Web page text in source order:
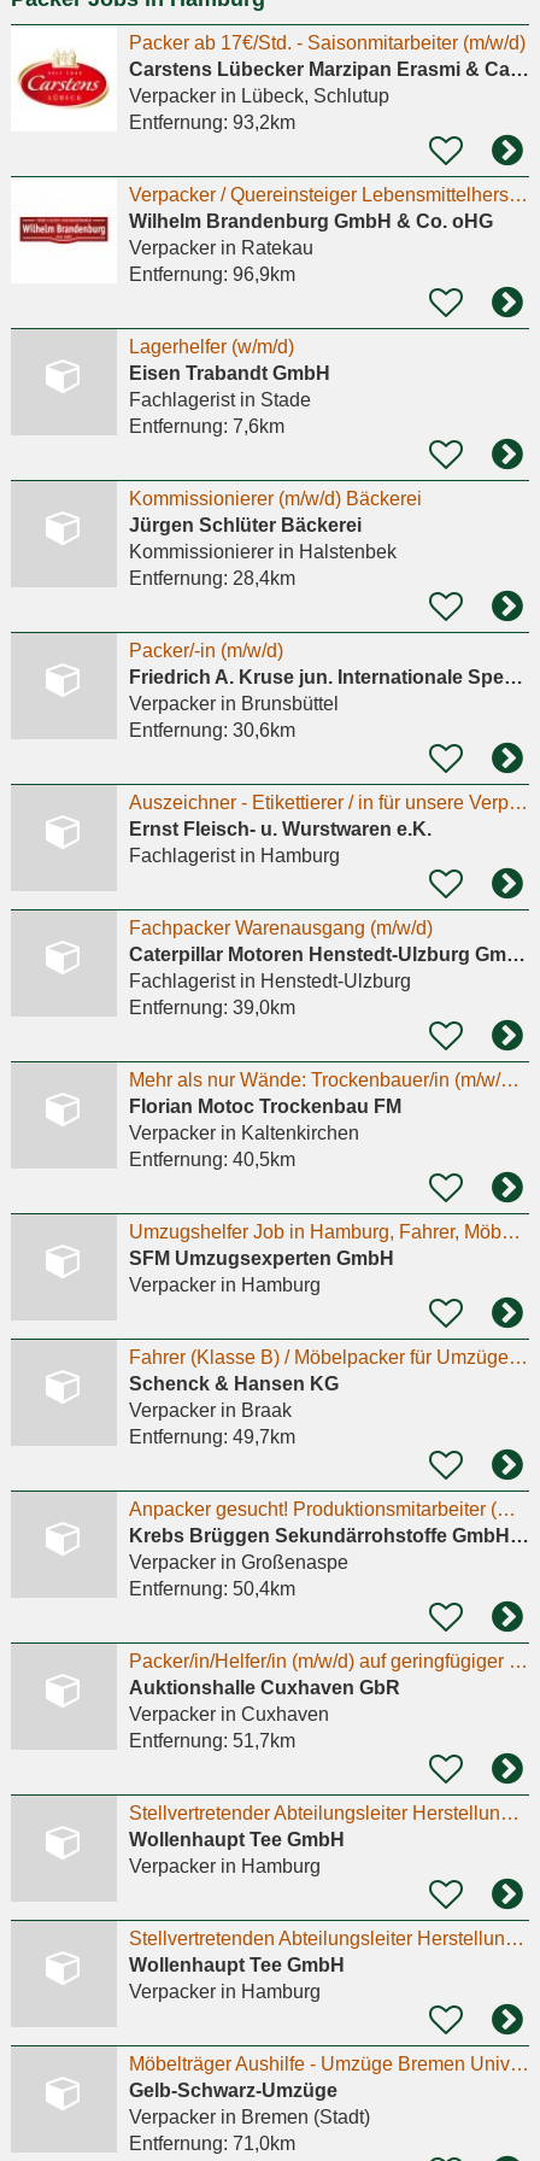
Packer ab 17€/Std. - Saisonmitarbeiter (m/w/d)
Carstens Lübecker Marzipan Erasmi & Carstens GmbH & Co. Kg
Verpackerin Lübeck, Schlutup
Entfernung: 93,2km
Verpacker / Quereinsteiger Lebensmittelherstellung (m/w/d) 1
Wilhelm Brandenburg GmbH & Co. oHG
Verpackerin Ratekau
Entfernung: 96,9km
Lagerhelfer (w/m/d)
Eisen Trabandt GmbH
Fachlageristin Stade
Entfernung: 7,6km
Kommissionierer (m/w/d) Bäckerei
Jürgen Schlüter Bäckerei
Kommissioniererin Halstenbek
Entfernung: 28,4km
Packer/-in (m/w/d)
Friedrich A. Kruse jun. Internationale Spedition e.K.
Verpackerin Brunsbüttel
Entfernung: 30,6km
Auszeichner - Etikettierer / in für unsere Verpackung ( m/w/d )
Ernst Fleisch- u. Wurstwaren e.K.
Fachlageristin Hamburg
Fachpacker Warenausgang (m/w/d)
Caterpillar Motoren Henstedt-Ulzburg GmbH
Fachlageristin Henstedt-Ulzburg
Entfernung: 39,0km
Mehr als nur Wände: Trockenbauer/in (m/w/d) mit Anpacker-Mentalität gesucht
Florian Motoc Trockenbau FM
Verpackerin Kaltenkirchen
Entfernung: 40,5km
Umzugshelfer Job in Hamburg, Fahrer, Möbelpacker, Möbelmonteur, Transportfahrer, Träger Job in
SFM Umzugsexperten GmbH
Verpackerin Hamburg
Fahrer (Klasse B) / Möbelpacker für Umzüge gesucht
Schenck & Hansen KG
Verpackerin Braak
Entfernung: 49,7km
Anpacker gesucht! Produktionsmitarbeiter (m/w/d)
Krebs Brüggen Sekundärrohstoffe GmbH & Co. KG
Verpackerin Großenaspe
Entfernung: 50,4km
Packer/in/Helfer/in (m/w/d) auf geringfügiger Basis
Auktionshalle Cuxhaven GbR
Verpackerin Cuxhaven
Entfernung: 51,7km
Stellvertretender Abteilungsleiter Herstellung / Abpackerei (m/w/d)
Wollenhaupt Tee GmbH
Verpackerin Hamburg
Stellvertretenden Abteilungsleiter Herstellung/Abpackerei (m/w/d)
Wollenhaupt Tee GmbH
Verpackerin Hamburg
Möbelträger Aushilfe - Umzüge Bremen Universität Packer Fahrer
Gelb-Schwarz-Umzüge
Verpackerin Bremen (Stadt)
Entfernung: 71,0km